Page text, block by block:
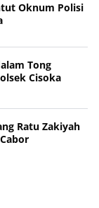
Oknum Polisi
Tong
Cisoka
Ratu Zakiyah